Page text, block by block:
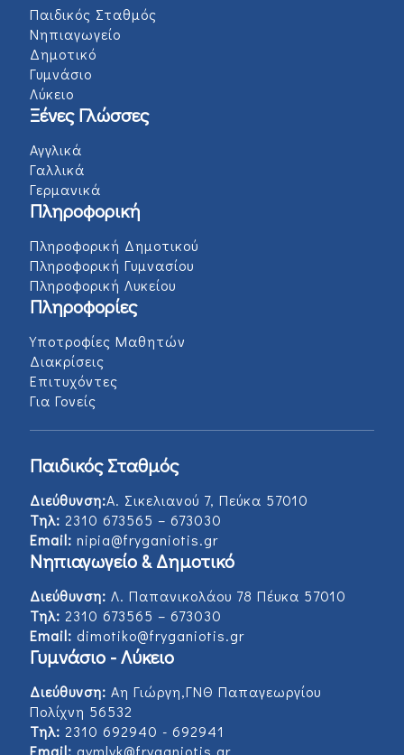
Παιδικός Σταθμός
Νηπιαγωγείο
Δημοτικό
Γυμνάσιο
Λύκειο
Ξένες Γλώσσες
Αγγλικά
Γαλλικά
Γερμανικά
Πληροφορική
Πληροφορική Δημοτικού
Πληροφορική Γυμνασίου
Πληροφορική Λυκείου
Πληροφορίες
Υποτροφίες Μαθητών
Διακρίσεις
Επιτυχόντες
Για Γονείς
Παιδικός Σταθμός
Διεύθυνση:Α. Σικελιανού 7, Πεύκα 57010
Τηλ: 2310 673565 – 673030
Email: nipia@fryganiotis.gr
Νηπιαγωγείο & Δημοτικό
Διεύθυνση: Λ. Παπανικολάου 78 Πέυκα 57010
Τηλ: 2310 673565 – 673030
Email: dimotiko@fryganiotis.gr
Γυμνάσιο - Λύκειο
Διεύθυνση: Αη Γιώργη,ΓΝΘ Παπαγεωργίου
Πολίχνη 56532
Τηλ: 2310 692940 - 692941
Email: gymlyk@fryganiotis.gr